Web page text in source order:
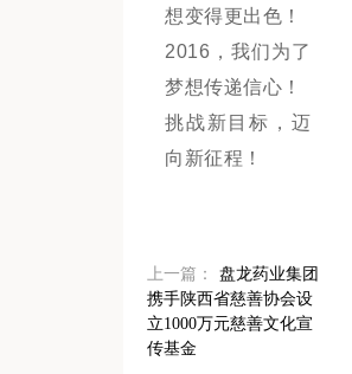
想变得更出色！
2016，我们为了
梦想传递信心！
挑战新目标，迈
向新征程！
上一篇：
盘龙药业集团
携手陕西省慈善协会设
立1000万元慈善文化宣
传基金